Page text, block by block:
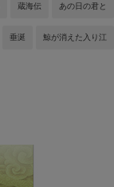
蔵海伝 あの日の君と
垂涎 鯨が消えた入り江